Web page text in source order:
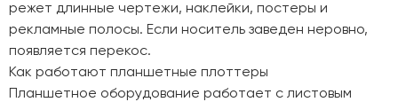
режет длинные чертежи, наклейки, постеры и
рекламные полосы. Если носитель заведен неровно,
появляется перекос.
Как работают планшетные плоттеры
Планшетное оборудование работает с листовым